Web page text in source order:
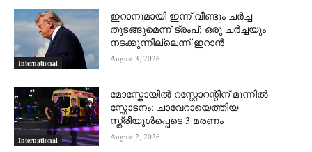
International
ഇറാനുമായി ഇന്ന് വീണ്ടും ചര്‍ച്ച
തുടങ്ങുമെന്ന് ട്രംപ്; ഒരു ചര്‍ച്ചയും
നടക്കുന്നില്ലെന്ന് ഇറാന്‍
August 3, 2026
International
മോസ്കോയിൽ റസ്റ്റോറന്റിന് മുന്നിൽ
സ്ഫോടനം; ചാവേറായെത്തിയ
സ്ത്രീയുൾപ്പെടെ 3 മരണം
August 2, 2026